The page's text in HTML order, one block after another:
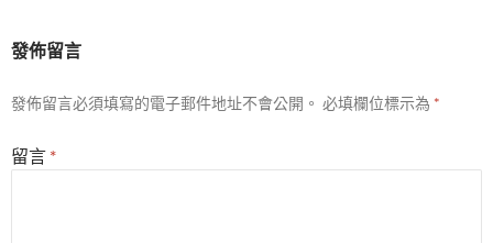
發佈留言
發佈留言必須填寫的電子郵件地址不會公開。 必填欄位標示為 *
留言 *